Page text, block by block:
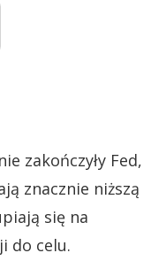
zakończyły Fed,
znacznie niższą
się na
do celu.